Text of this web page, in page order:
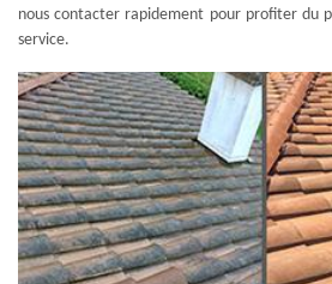
nous contacter rapidement pour profiter du
service.